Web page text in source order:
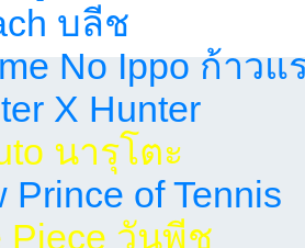
บลีช
No Ippo ก้าวแ
X Hunter
นารุโตะ
Prince of Tennis
Piece วันพีช